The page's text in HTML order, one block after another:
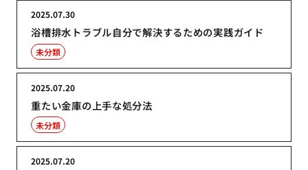
浴槽排水トラブル自分で解決するための実践ガイド
2025.07.30
未分類
重たい金庫の上手な処分法
2025.07.20
未分類
2025.07.20